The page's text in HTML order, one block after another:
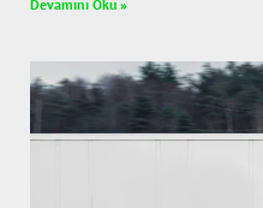
Devamını Oku »